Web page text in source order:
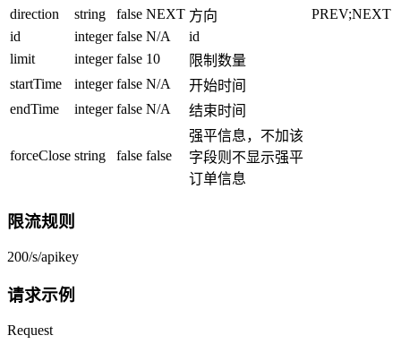
direction
string false NEXT 方向
PREV;NEXT
id
integer false N/A
id
limit
integer false 10
限制数量
startTime
integer false N/A
开始时间
endTime
integer false N/A 结束时间
forceClose string false false
强平信息，不加该
字段则不显示强平
订单信息
限流规则
200/s/apikey
请求示例
Request